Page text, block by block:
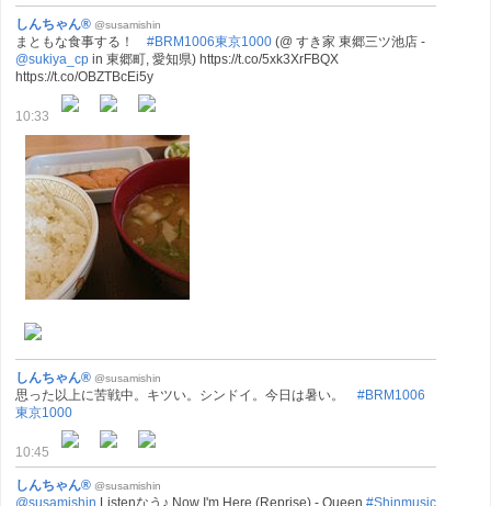
しんちゃん® @susamishin
まともな食事する！ #BRM1006東京1000 (@ すき家 東郷三ツ池店 -
@sukiya_cp in 東郷町, 愛知県) https://t.co/5xk3XrFBQX
https://t.co/OBZTBcEi5y
10:33
しんちゃん® @susamishin
思った以上に苦戦中。キツい。シンドイ。今日は暑い。 #BRM1006
東京1000
10:45
しんちゃん® @susamishin
@susamishin Listenなう♪ Now I'm Here (Reprise) - Queen #Shinmusic